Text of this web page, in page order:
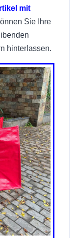
mit
Sie Ihre
hinterlassen.